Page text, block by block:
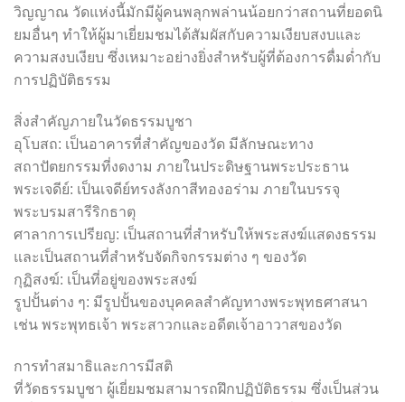
วิญญาณ วัดแห่งนี้มักมีผู้คนพลุกพล่านน้อยกว่าสถานที่ยอดนิ
ยมอื่นๆ ทำให้ผู้มาเยี่ยมชมได้สัมผัสกับความเงียบสงบและ
ความสงบเงียบ ซึ่งเหมาะอย่างยิ่งสำหรับผู้ที่ต้องการดื่มด่ำกับ
การปฏิบัติธรรม
สิ่งสำคัญภายในวัดธรรมบูชา
อุโบสถ: เป็นอาคารที่สำคัญของวัด มีลักษณะทาง
สถาปัตยกรรมที่งดงาม ภายในประดิษฐานพระประธาน
พระเจดีย์: เป็นเจดีย์ทรงลังกาสีทองอร่าม ภายในบรรจุ
พระบรมสารีริกธาตุ
ศาลาการเปรียญ: เป็นสถานที่สำหรับให้พระสงฆ์แสดงธรรม
และเป็นสถานที่สำหรับจัดกิจกรรมต่าง ๆ ของวัด
กุฏิสงฆ์: เป็นที่อยู่ของพระสงฆ์
รูปปั้นต่าง ๆ: มีรูปปั้นของบุคคลสำคัญทางพระพุทธศาสนา
เช่น พระพุทธเจ้า พระสาวกและอดีตเจ้าอาวาสของวัด
การทำสมาธิและการมีสติ
ที่วัดธรรมบูชา ผู้เยี่ยมชมสามารถฝึกปฏิบัติธรรม ซึ่งเป็นส่วน